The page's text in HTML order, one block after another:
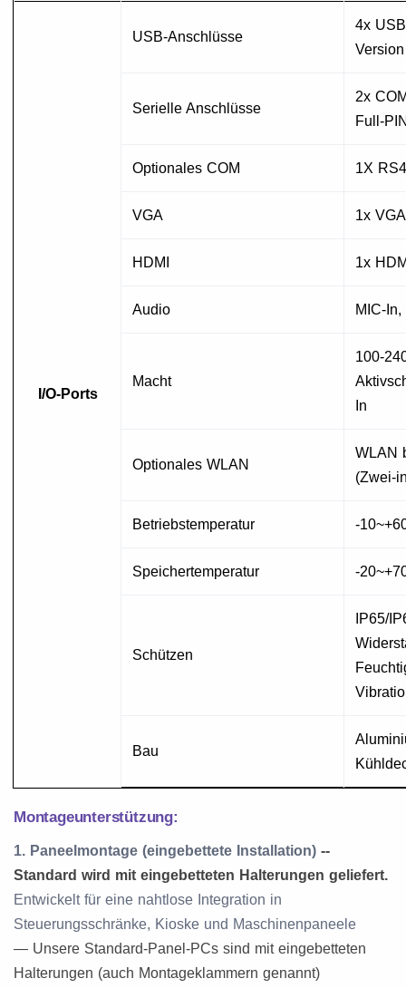
I/O-Ports
USB-Anschlüsse
4x
Version
Serielle Anschlüsse
2x
Full-
Optionales COM 1X
VGA 1x
HDMI 1x
Audio MIC-
Macht
100-
In
Optionales WLAN
WLAN
(Zwei-
Betriebstemperatur -
Speichertemperatur -
Schützen
IP65/
Bau
Montageunterstützung:
1. Paneelmontage (eingebettete Installation) --
Standard wird mit eingebetteten Halterungen geliefert.
Entwickelt für eine nahtlose Integration in
Steuerungsschränke, Kioske und Maschinenpaneele
— Unsere Standard-Panel-PCs sind mit eingebetteten
Halterungen (auch Montageklammern genannt)